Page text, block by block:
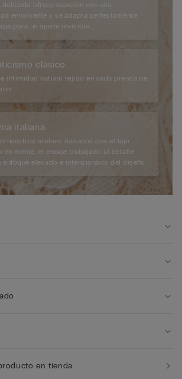
delicado ofrece sujeción con una
envolvente y se adapta perfectamente
para un ajuste invisible.
clásico
intimidad natural tejido en cada prenda de
italiana
nuestros ateliers italianos con el lujo
en mente, el encaje trabajado al detalle
enfoque elevado e intencionado del diseño.
en tienda